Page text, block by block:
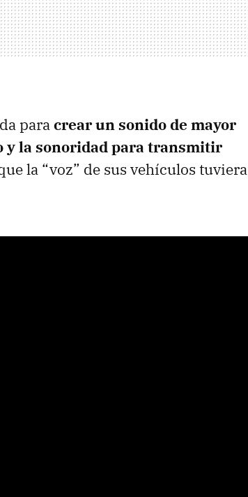
paracrear un sonido de mayor
y la sonoridad para transmitir
la “voz” de sus vehículos tuviera